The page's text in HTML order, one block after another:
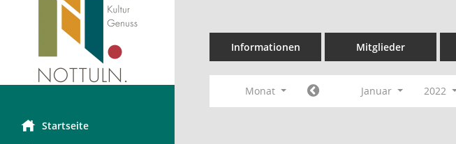
Startseite
Informationen Mitglieder
Monat Januar 2022